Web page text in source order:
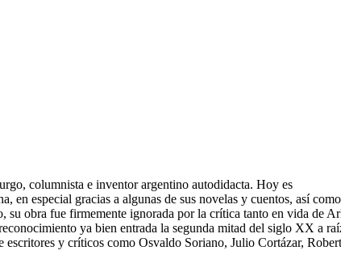
columnista e inventor argentino autodidacta. Hoy es
en especial gracias a algunas de sus novelas y cuentos, así
su obra fue firmemente ignorada por la crítica tanto en vida de
ya bien entrada la segunda mitad del siglo XX a
y críticos como Osvaldo Soriano, Julio Cortázar,